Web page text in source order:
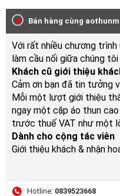
Bán hàng cùng
Với rất nhiều chương
làm cầu nối giữa chúng tôi
Khách cũ giới thiệu
Cảm ơn bạn đã tin tưởng
Mỗi một lượt giới thiệu
ngay một cặp áo thun
trước thuế VAT như một
Dành cho cộng tác viên
Giới thiệu khách & nhận
Hotline: 0839523668